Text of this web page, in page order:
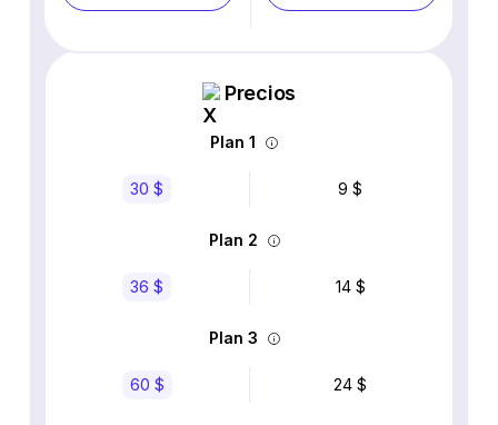
Precios
Plan 1
30 $ 9 $
Plan 2
36 $ 14 $
Plan 3
60 $ 24 $